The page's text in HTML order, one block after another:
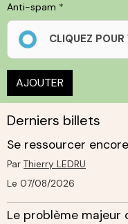
Anti-spam
CLIQUEZ POUR
AJOUTER
Derniers billets
Se ressourcer
Par Thierry LEDRU
Le 07/08/2026
Le problème majeur